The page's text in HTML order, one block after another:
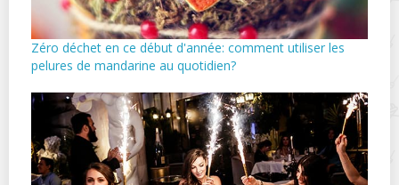
Zéro déchet en ce début d'année: comment utiliser les
pelures de mandarine au quotidien?